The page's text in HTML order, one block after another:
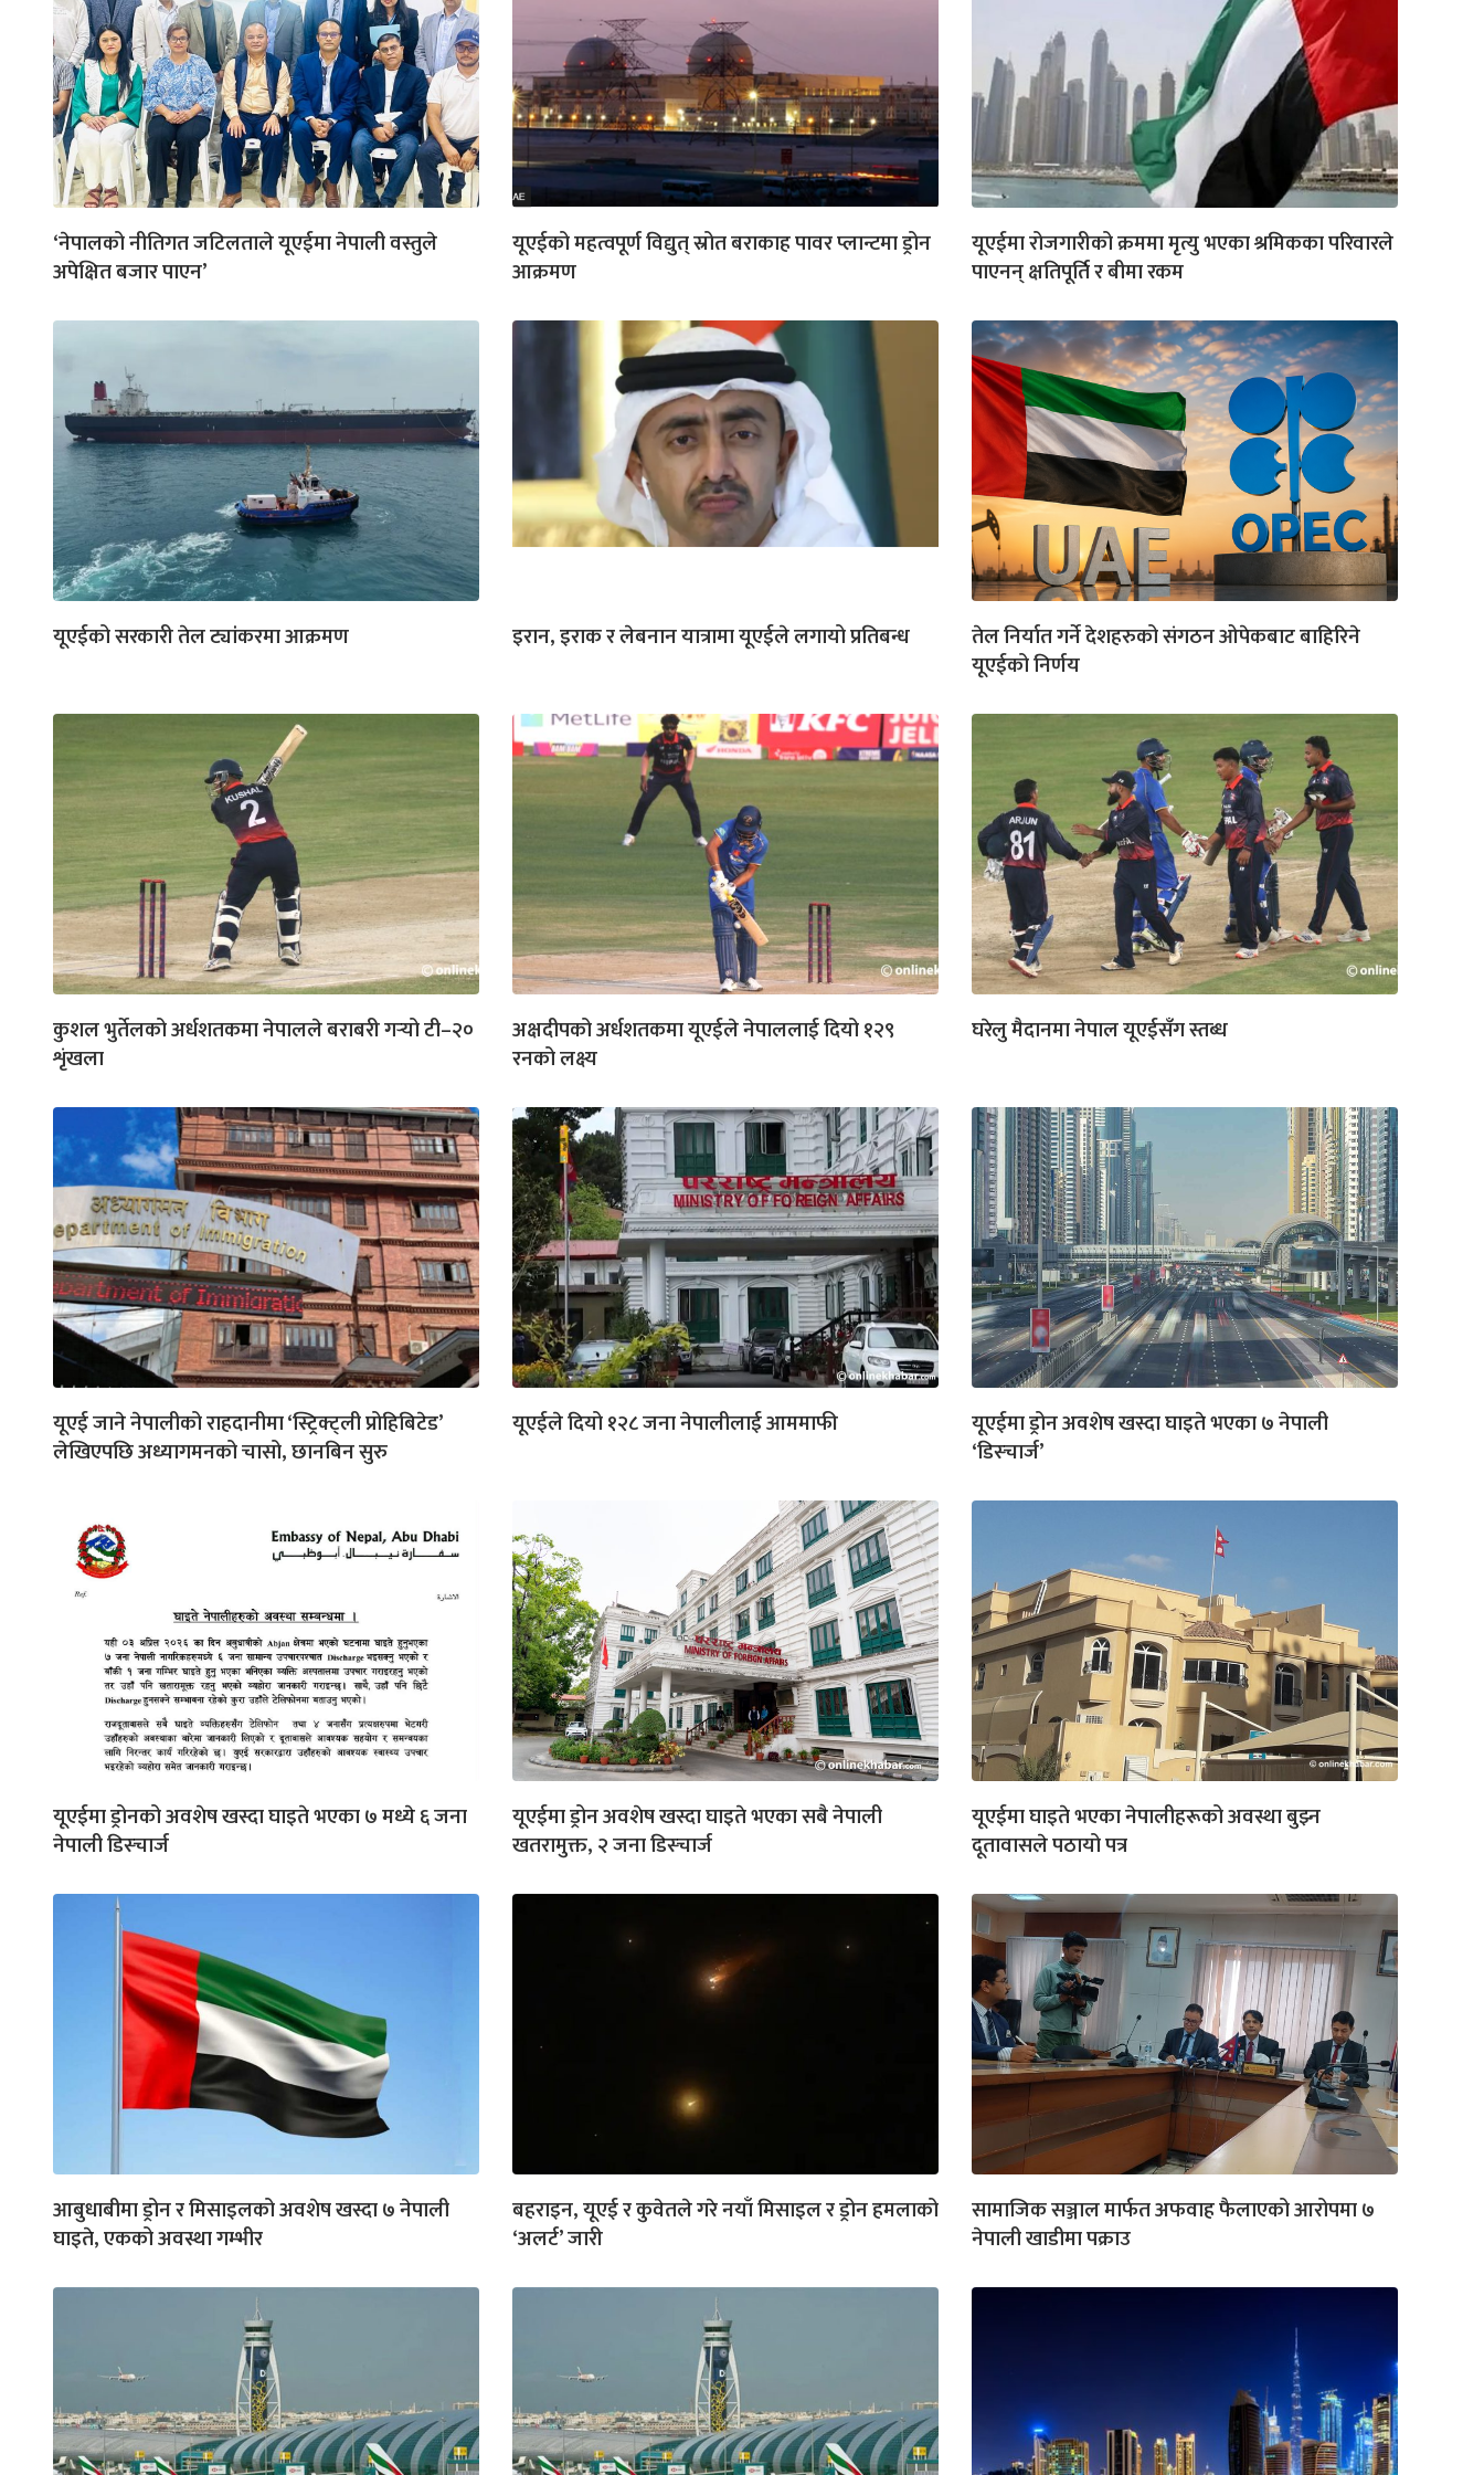
‘नेपालको नीतिगत जटिलताले यूएईमा नेपाली वस्तुले
अपेक्षित बजार पाएन’
यूएईको महत्वपूर्ण विद्युत् स्रोत बराकाह पावर प्लान्टमा ड्रोन
आक्रमण
यूएईमा रोजगारीको क्रममा मृत्यु भएका श्रमिकका परिवारले
पाएनन् क्षतिपूर्ति र बीमा रकम
यूएईको सरकारी तेल ट्यांकरमा आक्रमण इरान, इराक र लेबनान यात्रामा यूएईले लगायो प्रतिबन्ध
तेल निर्यात गर्ने देशहरुको संगठन ओपेकबाट बाहिरिने
यूएईको निर्णय
कुशल भुर्तेलको अर्धशतकमा नेपालले बराबरी गर्‍यो टी–२०
शृंखला
अक्षदीपको अर्धशतकमा यूएईले नेपाललाई दियो १२९
रनको लक्ष्य
घरेलु मैदानमा नेपाल यूएईसँग स्तब्ध
यूएई जाने नेपालीको राहदानीमा ‘स्ट्रिक्ट्ली प्रोहिबिटेड’
लेखिएपछि अध्यागमनको चासो, छानबिन सुरु
यूएईले दियो १२८ जना नेपालीलाई आममाफी
यूएईमा ड्रोन अवशेष खस्दा घाइते भएका ७ नेपाली
‘डिस्चार्ज’
यूएईमा ड्रोनको अवशेष खस्दा घाइते भएका ७ मध्ये ६ जना
नेपाली डिस्चार्ज
यूएईमा ड्रोन अवशेष खस्दा घाइते भएका सबै नेपाली
खतरामुक्त, २ जना डिस्चार्ज
यूएईमा घाइते भएका नेपालीहरूको अवस्था बुझ्न
दूतावासले पठायो पत्र
आबुधाबीमा ड्रोन र मिसाइलको अवशेष खस्दा ७ नेपाली
घाइते, एकको अवस्था गम्भीर
बहराइन, यूएई र कुवेतले गरे नयाँ मिसाइल र ड्रोन हमलाको
‘अलर्ट’ जारी
सामाजिक सञ्जाल मार्फत अफवाह फैलाएको आरोपमा ७
नेपाली खाडीमा पक्राउ